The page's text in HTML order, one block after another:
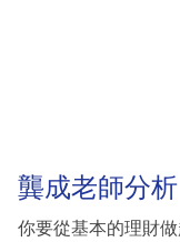
龔成老師分析
你要從基本的理財